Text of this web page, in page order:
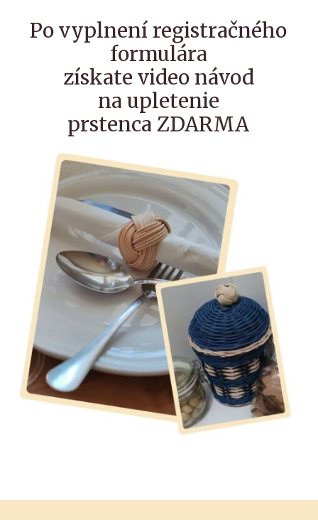
Po vyplnení registračného
formulára
získate video návod
na upletenie
prstenca ZDARMA